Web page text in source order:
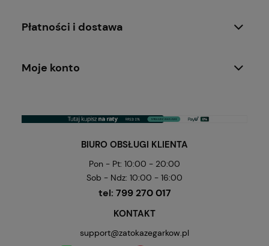
Płatności i dostawa
Moje konto
BIURO OBSŁUGI KLIENTA
Pon - Pt: 10:00 - 20:00
Sob - Ndz: 10:00 - 16:00
tel: 799 270 017
KONTAKT
support@zatokazegarkow.pl